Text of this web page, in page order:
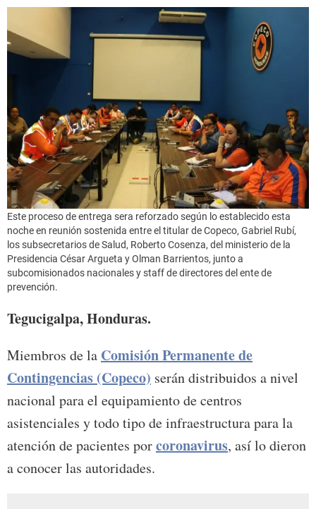
Este proceso de entrega sera reforzado según lo establecido esta
noche en reunión sostenida entre el titular de Copeco, Gabriel Rubí,
los subsecretarios de Salud, Roberto Cosenza, del ministerio de la
Presidencia César Argueta y Olman Barrientos, junto a
subcomisionados nacionales y staff de directores del ente de
prevención.
Tegucigalpa, Honduras.
Miembros de la Comisión Permanente de
Contingencias (Copeco) serán distribuidos a nivel
nacional para el equipamiento de centros
asistenciales y todo tipo de infraestructura para la
atención de pacientes porcoronavirus, así lo dieron
a conocer las autoridades.